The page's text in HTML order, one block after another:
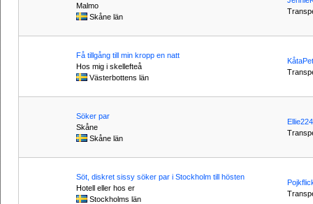
Malmo
Skåne län
Få tillgång till min kropp en natt
Hos mig i skellefteå
Västerbottens län
Söker par
Skåne
Skåne län
Söt, diskret sissy söker par i Stockholm till hösten
Hotell eller hos er
Stockholms län